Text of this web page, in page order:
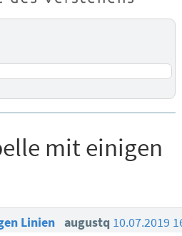
mit einigen
Linien augustq 10.07.2019